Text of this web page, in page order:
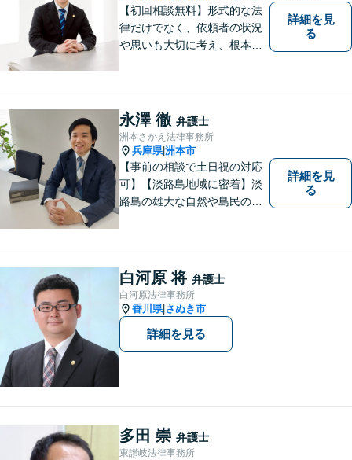
【初回相談無料】形式的な法
律だけでなく、依頼者の状況
や思いも大切に考え、根本的
とりに合ったサポートを心が
けています。【夜間・休日相
談可能】【オンライン出張相
談可】
詳細を見
る
永澤 徹 弁護士
洲本さかえ法律事務所
兵庫県|洲本市
【事前の相談で土日祝の対応
可】【淡路島地域に密着】淡
路島の雄大な自然や島民の
力で励んでおります。事前の
ご相談で土日祝・時間外対応
が可能です。
詳細を見
る
白河原 将 弁護士
白河原法律事務所
香川県| さぬき市
詳細を見る
多田 崇 弁護士
東讃岐法律事務所